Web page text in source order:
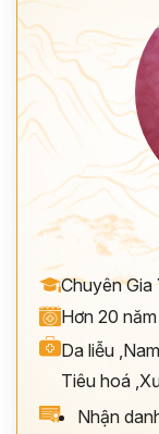
Chuyên Gia
Hơn 20 năm
Da liễu
Tiêu hoá
Nhận